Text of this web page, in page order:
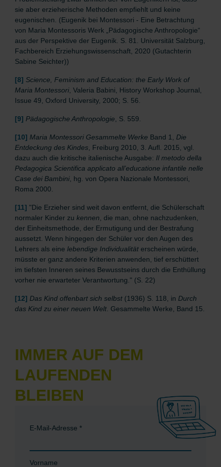
sie aber erzieherische Methoden empfiehlt und keine
eugenischen. (Eugenik bei Montessori - Eine Betrachtung
von Maria Montessoris Werk „Pädagogische Anthropologie“
aus der Perspektive der Eugenik. S. 81. Universität Salzburg,
Fachbereich Erziehungswissenschaft, 2020 (Gutachterin
Sabine Seichter))
[8] Science, Feminism and Education: the Early Work of
Maria Montessori , Valeria Babini, History Workshop Journal,
Issue 49, Oxford University, 2000; S. 56.
[9] Pädagogische Anthropologie , S. 559.
[10] Maria Montessori Gesammelte Werke Band 1, Die
Entdeckung des Kindes , Freiburg 2010, 3. Aufl. 2015, vgl.
dazu auch die kritische italienische Ausgabe: Il metodo della
Pedagogica Scientifica applicato all’educatione infantile nelle
Case dei Bambini , hg. von Opera Nazionale Montessori,
Roma 2000.
[11] "Die Erzieher sind weit davon entfernt, die Schülerschaft
normaler Kinder zu kennen , die man, ohne nachzudenken,
der Einheitsmethode, der Ermutigung und der Bestrafung
aussetzt. Wenn hingegen der Schüler vor den Augen des
Lehrers als eine lebendige Individualität erscheinen würde,
müsste er ganz andere Kriterien anwenden, tief erschüttert
im tiefsten Inneren seines Bewusstseins durch die Enthüllung
vorher nie erwarteter Verantwortung." (S. 22)
[12] Das Kind offenbart sich selbst (1936) S. 118, in Durch
das Kind zu einer neuen Welt . Gesammelte Werke, Band 15.
IMMER AUF DEM
LAUFENDEN
BLEIBEN
E-Mail-Adresse *
Vorname